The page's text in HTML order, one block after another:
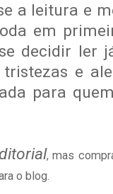
a leitura e
em
decidir ler
tristezas e
para
, mas
o blog.